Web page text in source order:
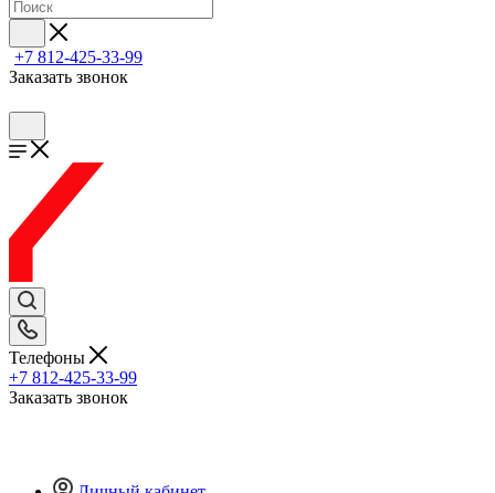
+7 812-425-33-99
Заказать звонок
Телефоны
+7 812-425-33-99
Заказать звонок